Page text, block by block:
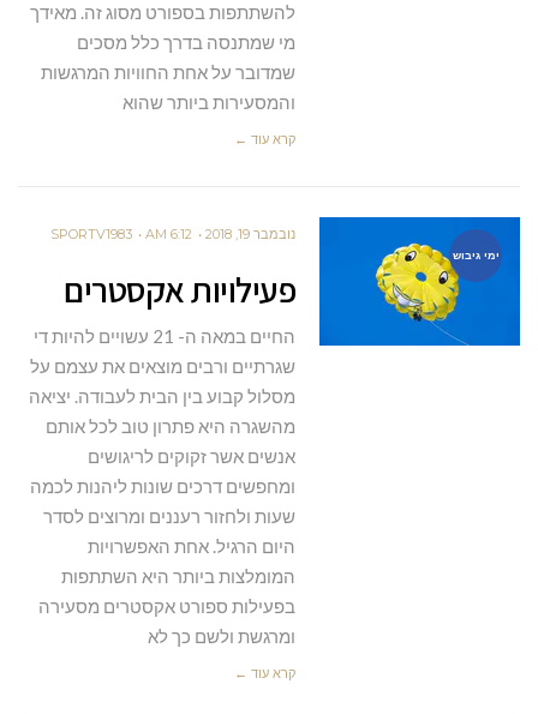
להשתתפות בספורט מסוג זה. מאידך
מי שמתנסה בדרך כלל מסכים
שמדובר על אחת החוויות המרגשות
והמסעירות ביותר שהוא
קרא עוד ←
ימי גיבוש
נובמבר 19, 2018 6:12 AM
SPORTV1983
פעילויות אקסטרים
החיים במאה ה- 21 עשויים להיות די
שגרתיים ורבים מוצאים את עצמם על
מסלול קבוע בין הבית לעבודה. יציאה
מהשגרה היא פתרון טוב לכל אותם
אנשים אשר זקוקים לריגושים
ומחפשים דרכים שונות ליהנות לכמה
שעות ולחזור רעננים ומרוצים לסדר
היום הרגיל. אחת האפשרויות
המומלצות ביותר היא השתתפות
בפעילות ספורט אקסטרים מסעירה
ומרגשת ולשם כך לא
קרא עוד ←